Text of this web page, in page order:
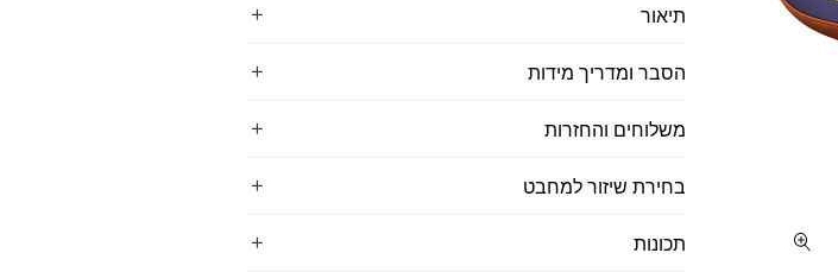
תיאור
הסבר ומדריך מידות
משלוחים והחזרות
בחירת שיזור למחבט
תכונות